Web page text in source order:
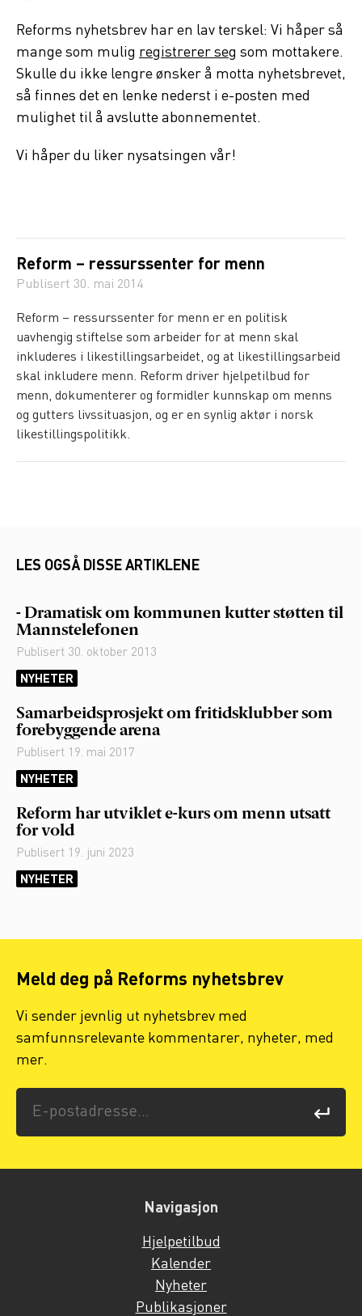
Reforms nyhetsbrev har en lav terskel: Vi håper så
mange som mulig registrerer seg som mottakere.
Skulle du ikke lengre ønsker å motta nyhetsbrevet,
så finnes det en lenke nederst i e-posten med
mulighet til å avslutte abonnementet.
Vi håper du liker nysatsingen vår!
Reform – ressurssenter for menn
Publisert 30. mai 2014
Reform – ressurssenter for menn er en politisk
uavhengig stiftelse som arbeider for at menn skal
inkluderes i likestillingsarbeidet, og at likestillingsarbeid
skal inkludere menn. Reform driver hjelpetilbud for
menn, dokumenterer og formidler kunnskap om menns
og gutters livssituasjon, og er en synlig aktør i norsk
likestillingspolitikk.
LES OGSÅ DISSE ARTIKLENE
- Dramatisk om kommunen kutter støtten til
Mannstelefonen
Publisert 30. oktober 2013
NYHETER
Samarbeidsprosjekt om fritidsklubber som
forebyggende arena
Publisert 19. mai 2017
NYHETER
Reform har utviklet e-kurs om menn utsatt
for vold
Publisert 19. juni 2023
NYHETER
Meld deg på Reforms nyhetsbrev
Vi sender jevnlig ut nyhetsbrev med
samfunnsrelevante kommentarer, nyheter, med
mer.
Navigasjon
Hjelpetilbud
Kalender
Nyheter
Publikasjoner